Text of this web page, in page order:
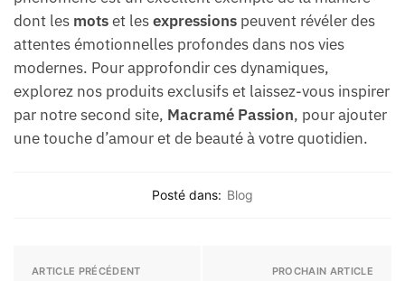
dont les motset lesexpressions peuvent révéler des
attentes émotionnelles profondes dans nos vies
modernes. Pour approfondir ces dynamiques,
explorez nos produits exclusifs et laissez-vous inspirer
par notre second site, Macramé Passion, pour ajouter
une touche d’amour et de beauté à votre quotidien.
Posté dans: Blog
ARTICLE PRÉCÉDENT PROCHAIN ARTICLE